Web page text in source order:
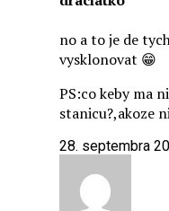
no a to je de
vysklonovat 😁
PS:co keby ma
stanicu?,akoze
28. septembra